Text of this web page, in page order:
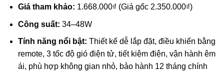
Giá tham khảo: 1.668.000₫ (Giá gốc 2.350.000₫)
Công suất: 34–48W
Tính năng nổi bật: Thiết kế dễ lắp đặt, điều khiển bằng
remote, 3 tốc độ gió điện tử, tiết kiệm điện, vận hành êm
ái, phù hợp không gian nhỏ, bảo hành 12 tháng chính